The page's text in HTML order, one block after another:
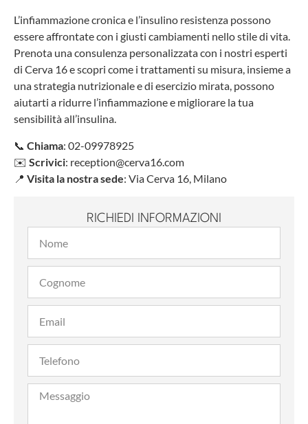
L’infiammazione cronica e l’insulino resistenza possono
essere affrontate con i giusti cambiamenti nello stile di vita.
Prenota una consulenza personalizzata con i nostri esperti
di Cerva 16 e scopri come i trattamenti su misura, insieme a
una strategia nutrizionale e di esercizio mirata, possono
aiutarti a ridurre l’infiammazione e migliorare la tua
sensibilità all’insulina.
📞 Chiama: 02-09978925
✉️ Scrivici: reception@cerva16.com
📍 Visita la nostra sede: Via Cerva 16, Milano
RICHIEDI INFORMAZIONI